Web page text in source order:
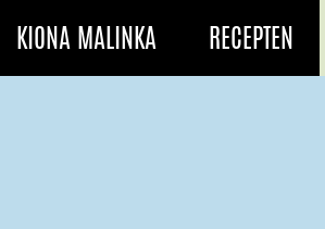
KIONA MALINKA RECEPTEN